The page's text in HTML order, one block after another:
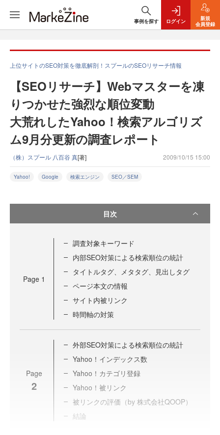
事例を探す ログイン
新規
会員登録
上位サイトのSEO対策を徹底解剖！スプールのSEOリサーチ情報
【SEOリサーチ】Webマスターを凍
りつかせた強烈な順位変動
大荒れしたYahoo！検索アルゴリズ
ム9月分更新の調査レポート
（株）スプール 八百谷 真[著] 2009/10/15 15:00
Yahoo! Google 検索エンジン SEO／SEM
目次
Page 1
調査対象キーワード
内部SEO対策による検索順位の統計
タイトルタグ、メタタグ、見出しタグ
ページ本文の情報
サイト内被リンク
時間軸の対策
Page
2
外部SEO対策による検索順位の統計
Yahoo！インデックス数
Yahoo！カテゴリ登録
Yahoo！被リンク
被リンクの評価（by 株式会社QOOP）
結論